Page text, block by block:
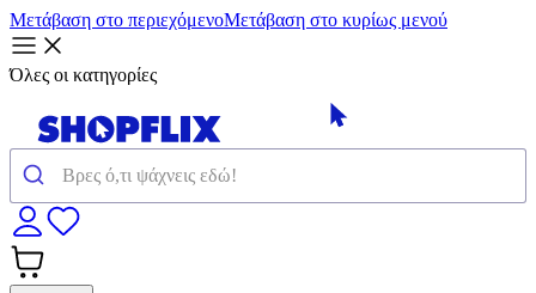
Μετάβαση στο περιεχόμενοΜετάβαση στο κυρίως μενού
Όλες οι κατηγορίες